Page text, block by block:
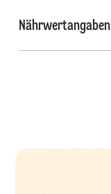
Nährwertangaben